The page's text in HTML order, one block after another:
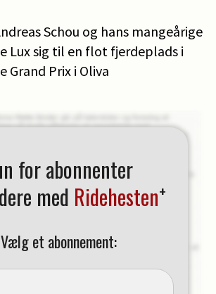
Schou og hans mangeårige
Lux sig til en flot fjerdeplads i
Grand Prix i Oliva
for abonnenter
med Ridehesten+
Vælg et abonnement: